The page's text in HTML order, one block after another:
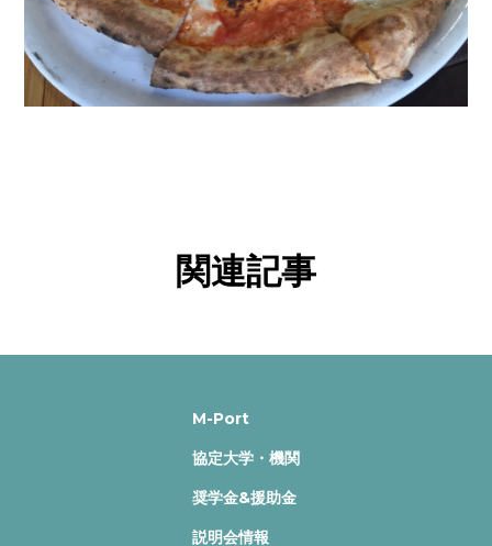
関連記事
M-Port
協定大学・機関
奨学金&援助金
説明会情報